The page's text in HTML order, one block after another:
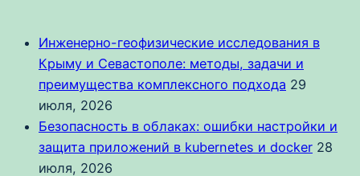
Инженерно-геофизические исследования в
Крыму и Севастополе: методы, задачи и
преимущества комплексного подхода 29
июля, 2026
Безопасность в облаках: ошибки настройки и
защита приложений в kubernetes и docker 28
июля, 2026